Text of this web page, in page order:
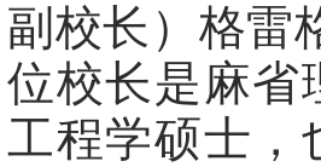
副校长）格雷
位校长是麻省
工程学硕士，